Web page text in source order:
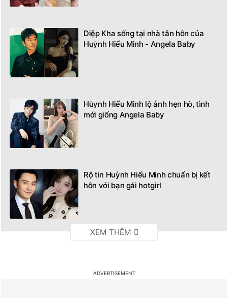
Diệp Kha sống tại nhà tân hôn của
Huỳnh Hiểu Minh - Angela Baby
Hùynh Hiểu Minh lộ ảnh hẹn hò, tình
mới giống Angela Baby
Rộ tin Huỳnh Hiểu Minh chuẩn bị kết
hôn với bạn gái hotgirl